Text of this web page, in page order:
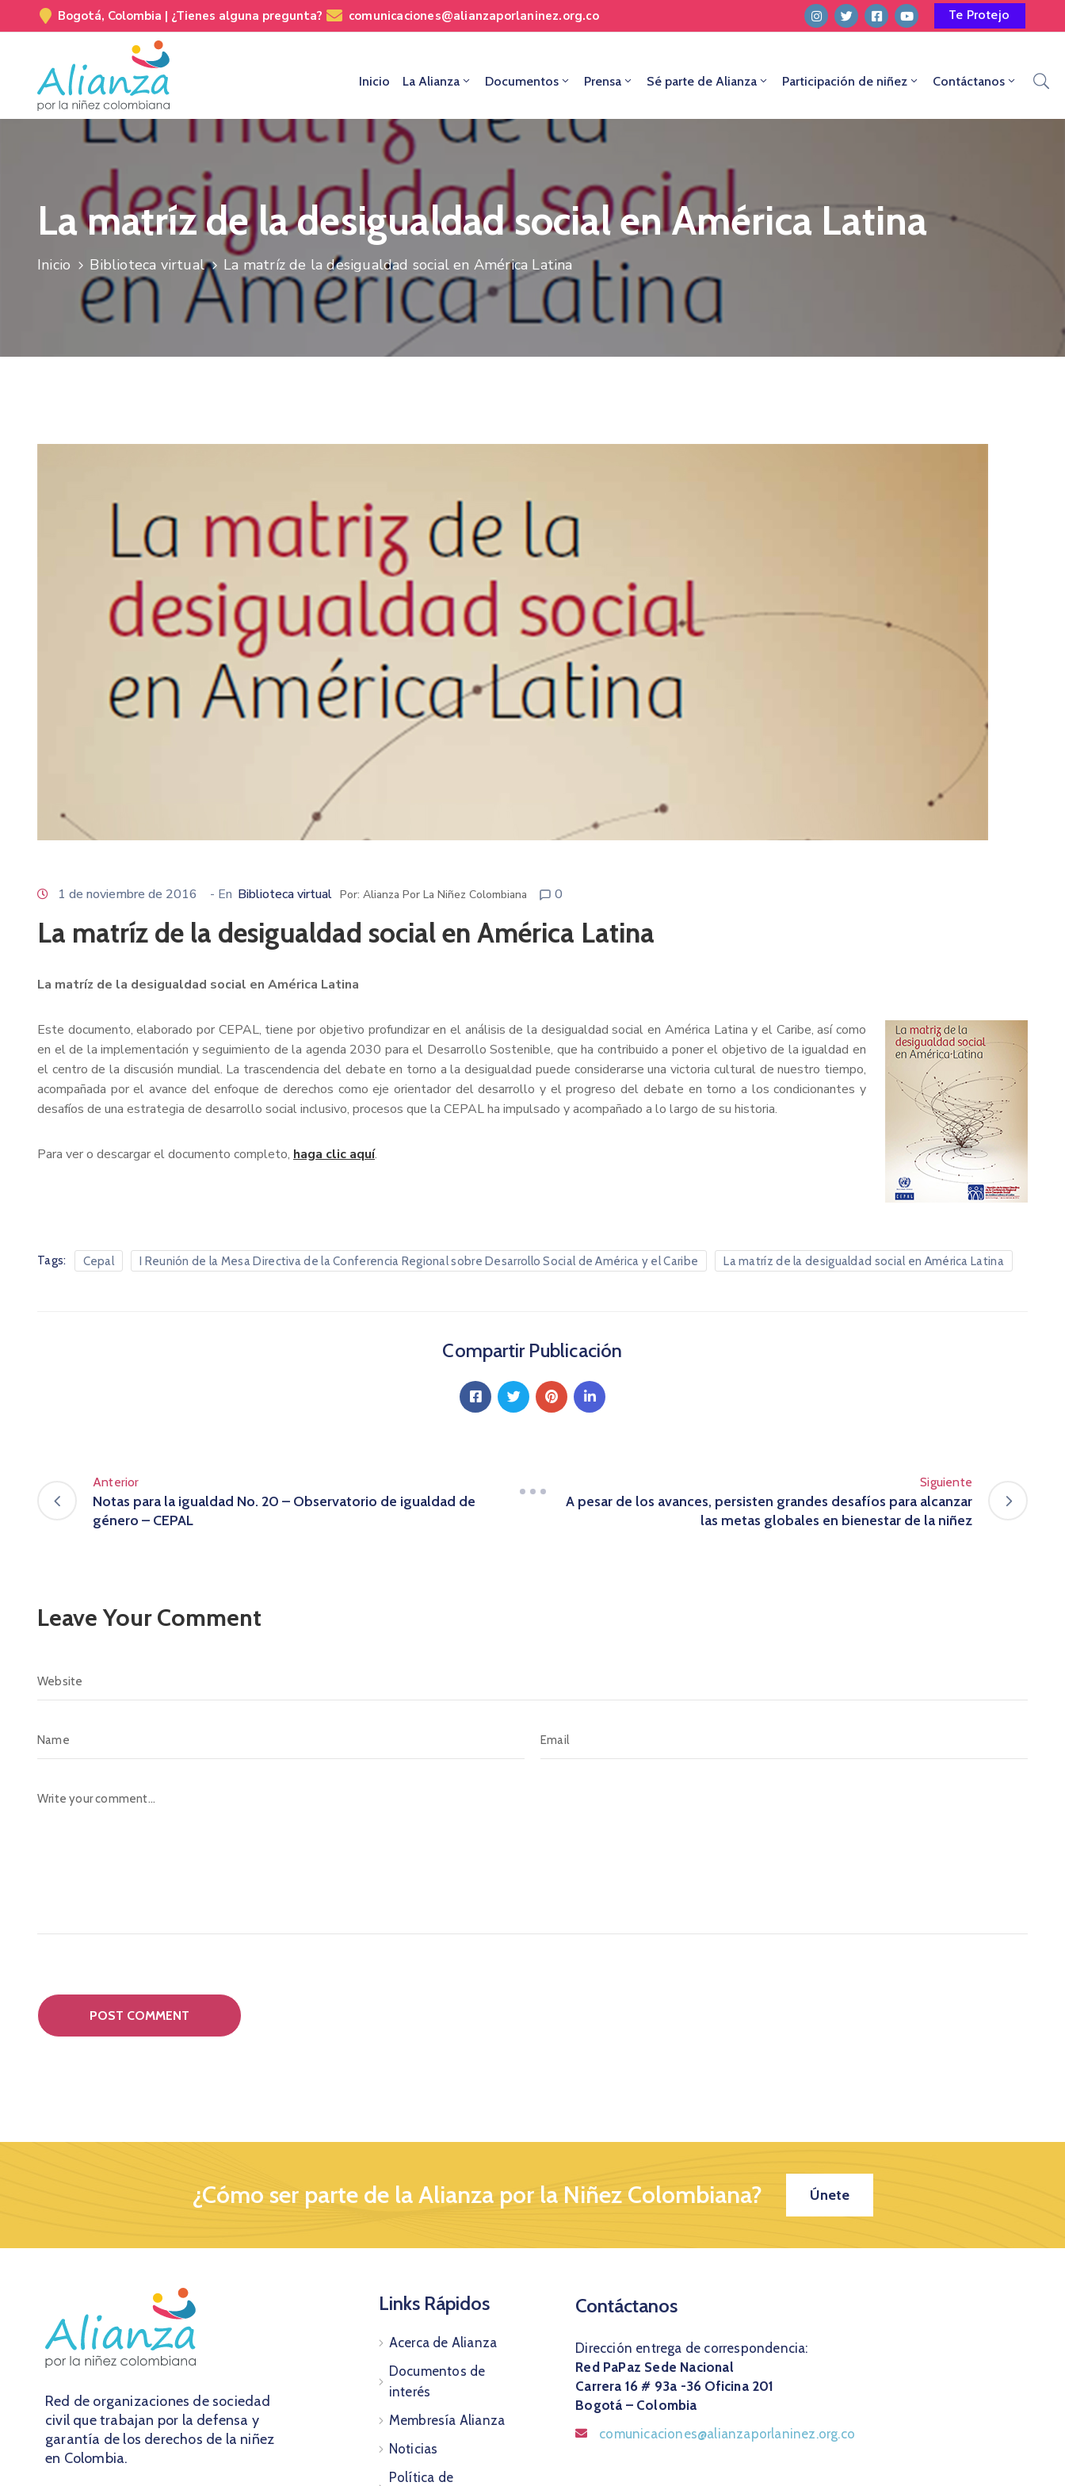
Bogotá, Colombia | ¿Tienes alguna pregunta? comunicaciones@alianzaporlaninez.org.co Te Protejo
Inicio La Alianza Documentos Prensa Sé parte de Alianza Participación de niñez Contáctanos
La matríz de la desigualdad social en América Latina
Inicio Biblioteca virtual La matríz de la desigualdad social en América Latina
1 de noviembre de 2016 - En Biblioteca virtual Por: Alianza Por La Niñez Colombiana 0
La matríz de la desigualdad social en América Latina
La matríz de la desigualdad social en América Latina
Este documento, elaborado por CEPAL, tiene por objetivo profundizar en el análisis de la desigualdad social en América Latina y el Caribe, así como
en el de la implementación y seguimiento de la agenda 2030 para el Desarrollo Sostenible, que ha contribuido a poner el objetivo de la igualdad en
el centro de la discusión mundial. La trascendencia del debate en torno a la desigualdad puede considerarse una victoria cultural de nuestro tiempo,
acompañada por el avance del enfoque de derechos como eje orientador del desarrollo y el progreso del debate en torno a los condicionantes y
desafíos de una estrategia de desarrollo social inclusivo, procesos que la CEPAL ha impulsado y acompañado a lo largo de su historia.
Para ver o descargar el documento completo, haga clic aquí.
Tags: Cepal I Reunión de la Mesa Directiva de la Conferencia Regional sobre Desarrollo Social de América y el Caribe La matríz de la desigualdad social en América Latina
Compartir Publicación
Anterior
Notas para la igualdad No. 20 – Observatorio de igualdad de
género – CEPAL
Siguiente
A pesar de los avances, persisten grandes desafíos para alcanzar
las metas globales en bienestar de la niñez
Leave Your Comment
¿Cómo ser parte de la Alianza por la Niñez Colombiana? Únete
Red de organizaciones de sociedad
civil que trabajan por la defensa y
garantía de los derechos de la niñez
en Colombia.
Links Rápidos
Acerca de Alianza
Documentos de
interés
Membresía Alianza
Noticias
Política de
Contáctanos
Dirección entrega de correspondencia:
Red PaPaz Sede Nacional
Carrera 16 # 93a -36 Oficina 201
Bogotá – Colombia
comunicaciones@alianzaporlaninez.org.co